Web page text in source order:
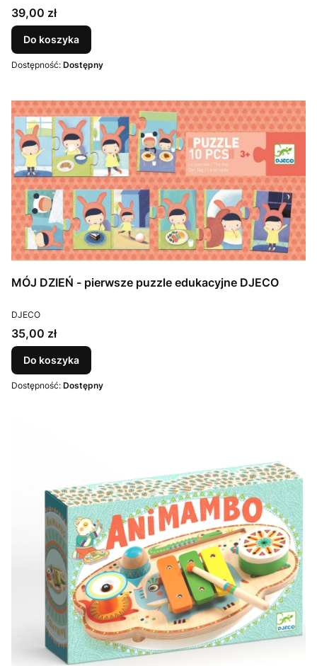
Cena
39,00 zł
Do koszyka
Dostępność: Dostępny
MÓJ DZIEŃ - pierwsze puzzle edukacyjne DJECO
PRODUCENT
DJECO
Cena
35,00 zł
Do koszyka
Dostępność: Dostępny